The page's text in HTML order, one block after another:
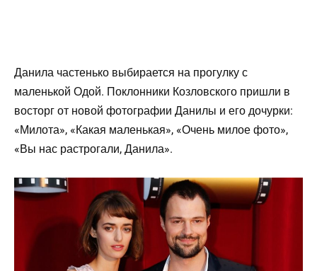
Данила частенько выбирается на прогулку с
маленькой Одой. Поклонники Козловского пришли в
восторг от новой фотографии Данилы и его дочурки:
«Милота», «Какая маленькая», «Очень милое фото»,
«Вы нас растрогали, Данила».